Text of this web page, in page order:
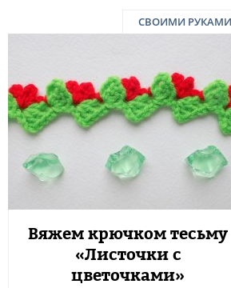
СВОИМИ РУКАМИ
Вяжем крючком тесьму
«Листочки с
цветочками»